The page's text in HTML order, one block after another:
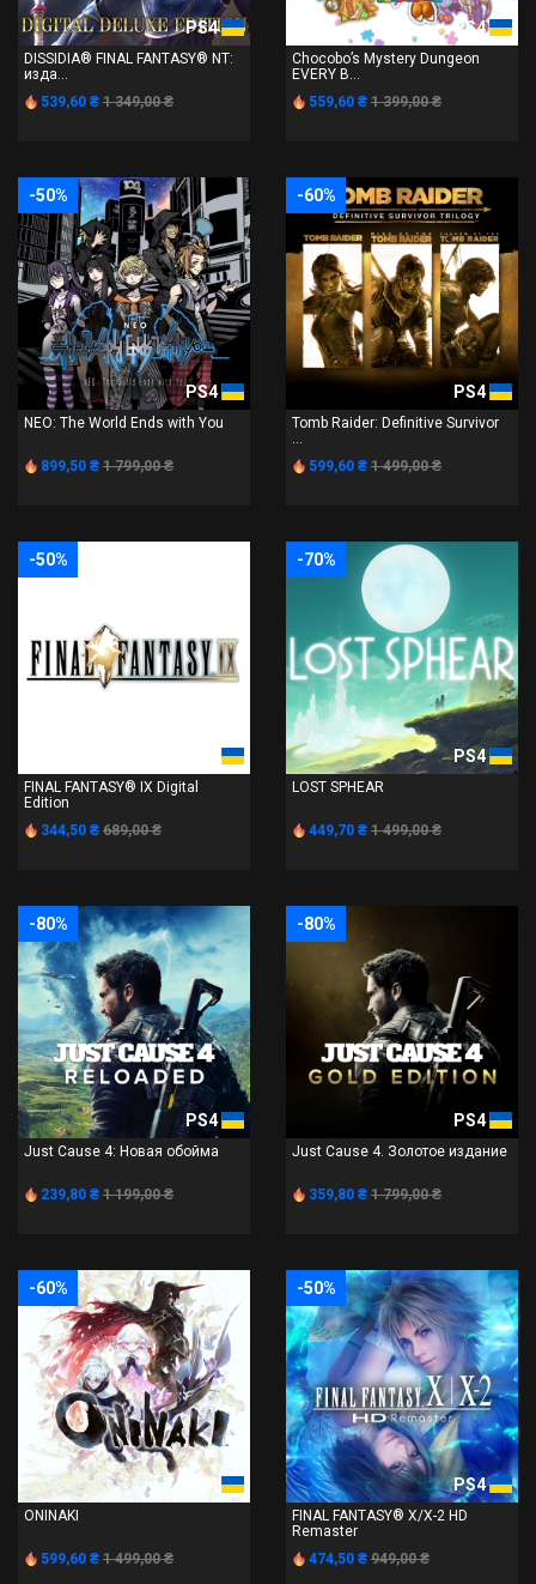
PS4
DISSIDIA® FINAL FANTASY® NT:
изда...
539,60 ₴ 1 349,00 ₴
PS4
Chocobo’s Mystery Dungeon
EVERY B...
559,60 ₴ 1 399,00 ₴
-50%
PS4
NEO: The World Ends with You
899,50 ₴ 1 799,00 ₴
-60%
PS4
Tomb Raider: Definitive Survivor
...
599,60 ₴ 1 499,00 ₴
-50%
PS4
FINAL FANTASY® IX Digital
Edition
344,50 ₴ 689,00 ₴
-70%
PS4
LOST SPHEAR
449,70 ₴ 1 499,00 ₴
-80%
PS4
Just Cause 4: Новая обойма
239,80 ₴ 1 199,00 ₴
-80%
PS4
Just Cause 4. Золотое издание
359,80 ₴ 1 799,00 ₴
-60%
PS4
ONINAKI
599,60 ₴ 1 499,00 ₴
-50%
PS4
FINAL FANTASY® X/X-2 HD
Remaster
474,50 ₴ 949,00 ₴